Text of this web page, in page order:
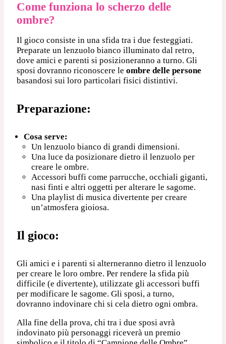
Come funziona lo scherzo delle
ombre?
Il gioco consiste in una sfida tra i due festeggiati.
Preparate un lenzuolo bianco illuminato dal retro,
dove amici e parenti si posizioneranno a turno. Gli
sposi dovranno riconoscere le ombre delle persone
basandosi sui loro particolari fisici distintivi.
Preparazione:
Cosa serve:
Un lenzuolo bianco di grandi dimensioni.
Una luce da posizionare dietro il lenzuolo per
creare le ombre.
Accessori buffi come parrucche, occhiali giganti,
nasi finti e altri oggetti per alterare le sagome.
Una playlist di musica divertente per creare
un’atmosfera gioiosa.
Il gioco:
Gli amici e i parenti si alterneranno dietro il lenzuolo
per creare le loro ombre. Per rendere la sfida più
difficile (e divertente), utilizzate gli accessori buffi
per modificare le sagome. Gli sposi, a turno,
dovranno indovinare chi si cela dietro ogni ombra.
Alla fine della prova, chi tra i due sposi avrà
indovinato più personaggi riceverà un premio